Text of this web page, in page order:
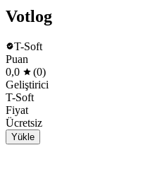
Votlog
T-Soft
Puan
0,0
(0)
Geliştirici
T-Soft
Fiyat
Ücretsiz
Yükle